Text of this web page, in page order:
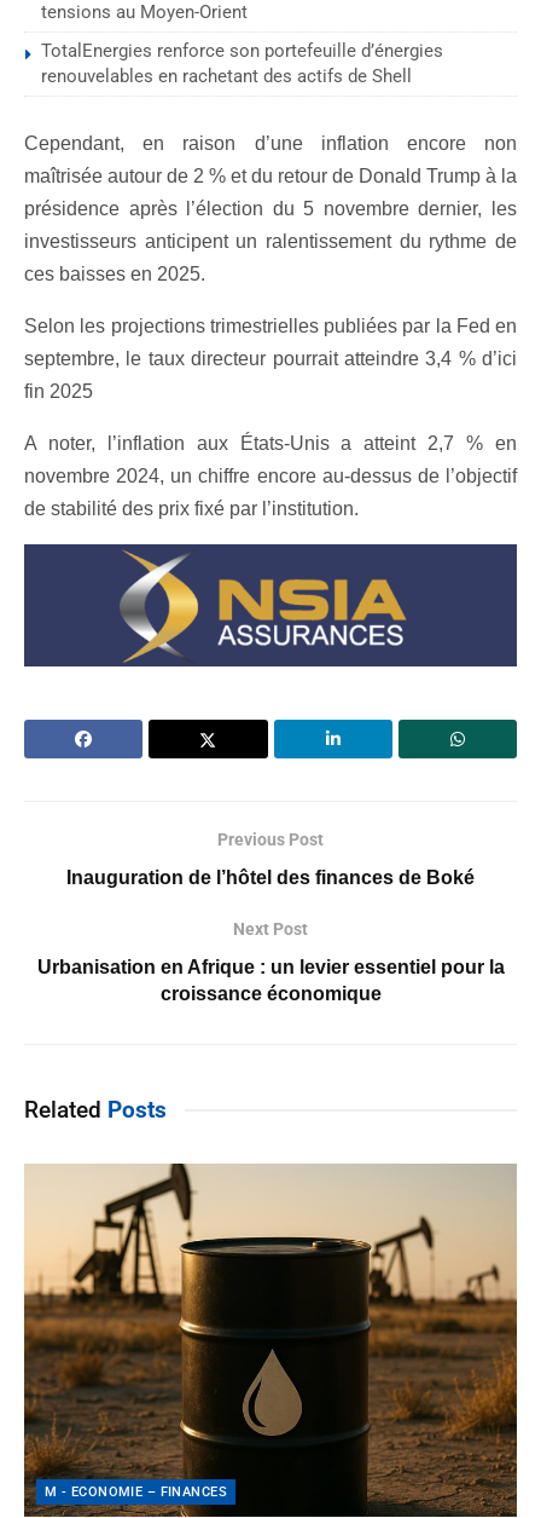
tensions au Moyen-Orient
TotalEnergies renforce son portefeuille d’énergies
renouvelables en rachetant des actifs de Shell
Cependant, en raison d’une inflation encore non
maîtrisée autour de 2 % et du retour de Donald Trump à la
présidence après l’élection du 5 novembre dernier, les
investisseurs anticipent un ralentissement du rythme de
ces baisses en 2025.
Selon les projections trimestrielles publiées par la Fed en
septembre, le taux directeur pourrait atteindre 3,4 % d’ici
fin 2025
A noter, l’inflation aux États-Unis a atteint 2,7 % en
novembre 2024, un chiffre encore au-dessus de l’objectif
de stabilité des prix fixé par l’institution.
Previous Post
Inauguration de l’hôtel des finances de Boké
Next Post
Urbanisation en Afrique : un levier essentiel pour la
croissance économique
Related Posts
M - ECONOMIE – FINANCES